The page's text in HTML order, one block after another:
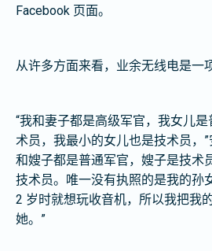
Facebook 页面。
从许多方面来看，业余无线电是一
“我和妻子都是高级军官，我女儿
术员，我最小的女儿也是技术员，
和嫂子都是普通军官，嫂子是技术
技术员。唯一没有执照的是我的孙
2 岁时就想玩收音机，所以我把我
她。”